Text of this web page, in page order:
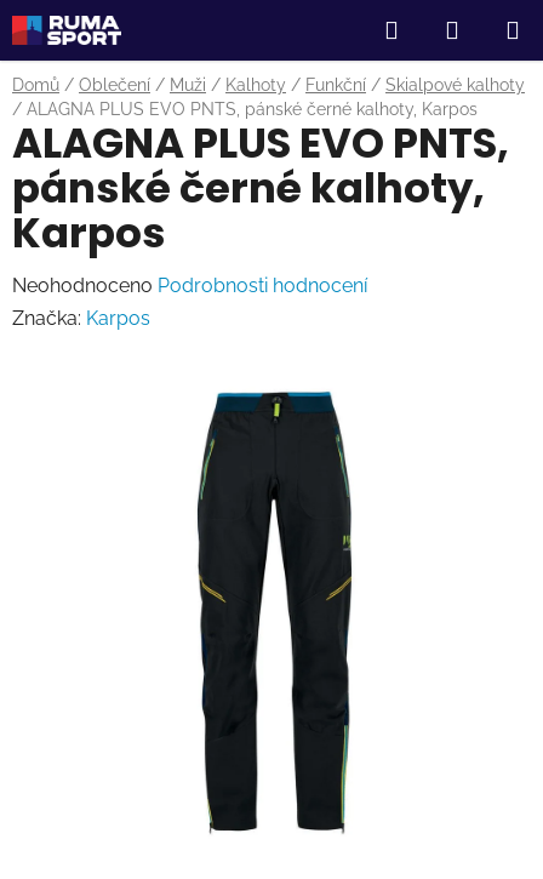
Přejít
na
obsah
Hledat
KOŠÍK
Domů / Oblečení / Muži / Kalhoty / Funkční / Skialpové kalhoty
/ ALAGNA PLUS EVO PNTS, pánské černé kalhoty, Karpos
ALAGNA PLUS EVO PNTS,
pánské černé kalhoty,
Karpos
Průměrné
hodnocení
Neohodnoceno Podrobnosti hodnocení
Značka: Karpos